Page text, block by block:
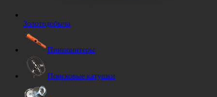
Золотодобыча
Пинпоинтеры
Поисковые катушки